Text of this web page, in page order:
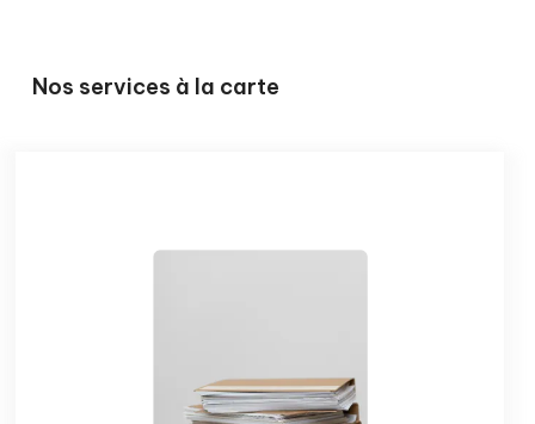
Nos services à la carte